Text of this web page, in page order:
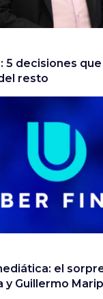
5 decisiones
resto
el
y Guillermo